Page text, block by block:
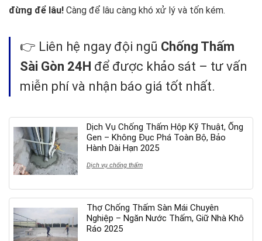
đừng để lâu! Càng để lâu càng khó xử lý và tốn kém.
👉 Liên hệ ngay đội ngũ Chống Thấm
Sài Gòn 24H để được khảo sát – tư vấn
miễn phí và nhận báo giá tốt nhất.
Dịch Vụ Chống Thấm Hộp Kỹ Thuật, Ống
Gen – Không Đục Phá Toàn Bộ, Bảo
Hành Dài Hạn 2025
Dịch vụ chống thấm
Thợ Chống Thấm Sàn Mái Chuyên
Nghiệp – Ngăn Nước Thấm, Giữ Nhà Khô
Ráo 2025